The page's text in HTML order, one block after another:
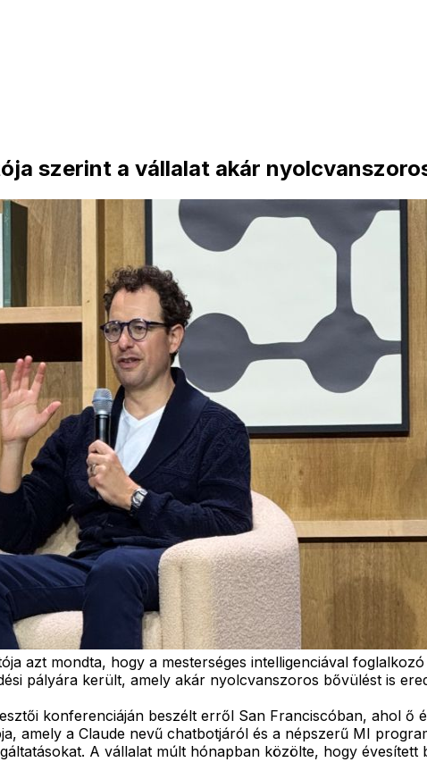
szerint a vállalat akár
azt mondta, hogy a mesterséges intelligenciával
pályára került, amely akár nyolcvanszoros bővülést is
konferenciáján beszélt erről San Franciscóban, ahol ő
amely a Claude nevű chatbotjáról és a népszerű MI
A vállalat múlt hónapban közölte, hogy